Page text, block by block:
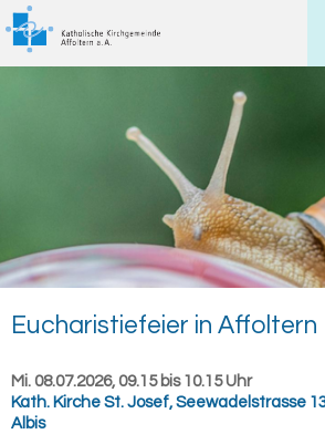
Eu­cha­ris­tie­fei­er in Af­fol­tern
Mi. 08.07.2026, 09.15 bis 10.15 Uhr
Kath. Kirche St. Josef,Seewadelstrasse
Albis